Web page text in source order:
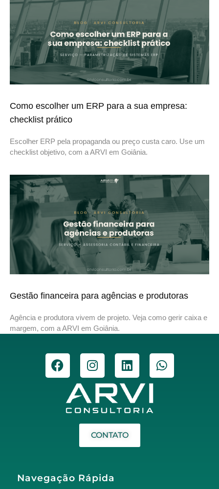
Como escolher um ERP para a sua empresa:
checklist prático
Escolher ERP pela propaganda ou preço custa caro. Use um
checklist objetivo, com a ARVI em Goiânia.
Gestão financeira para agências e produtoras
Agência e produtora vivem de projeto. Veja como gerir caixa e
margem, com a ARVI em Goiânia.
CONTATO
Navegação Rápida